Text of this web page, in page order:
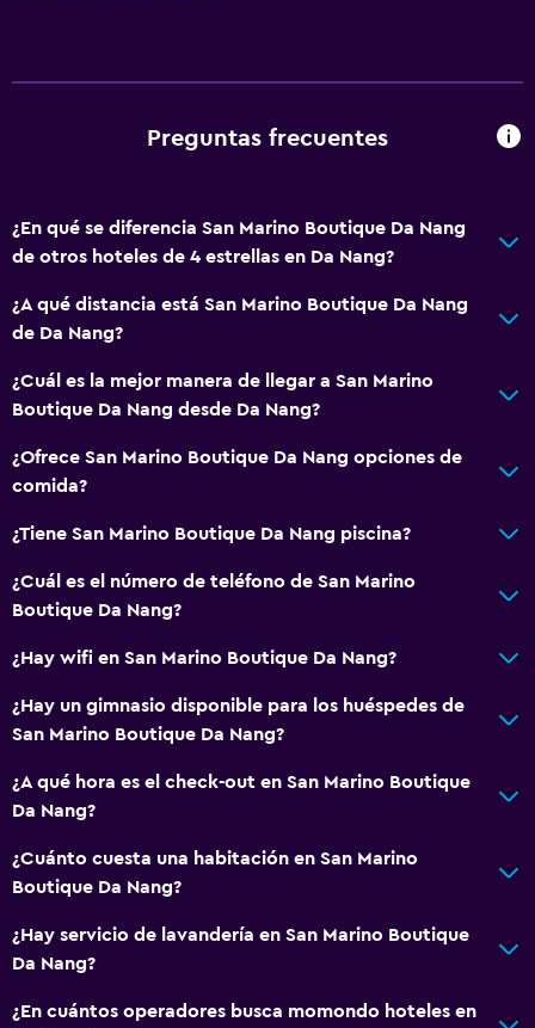
Preguntas frecuentes
¿En qué se diferencia San Marino Boutique Da Nang
de otros hoteles de 4 estrellas en Da Nang?
¿A qué distancia está San Marino Boutique Da Nang
de Da Nang?
¿Cuál es la mejor manera de llegar a San Marino
Boutique Da Nang desde Da Nang?
¿Ofrece San Marino Boutique Da Nang opciones de
comida?
¿Tiene San Marino Boutique Da Nang piscina?
¿Cuál es el número de teléfono de San Marino
Boutique Da Nang?
¿Hay wifi en San Marino Boutique Da Nang?
¿Hay un gimnasio disponible para los huéspedes de
San Marino Boutique Da Nang?
¿A qué hora es el check-out en San Marino Boutique
Da Nang?
¿Cuánto cuesta una habitación en San Marino
Boutique Da Nang?
¿Hay servicio de lavandería en San Marino Boutique
Da Nang?
¿En cuántos operadores busca momondo hoteles en